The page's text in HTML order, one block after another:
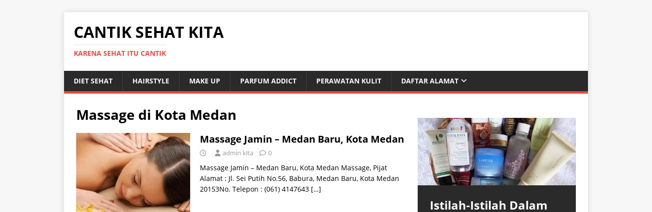
CANTIK SEHAT KITA
KARENA SEHAT ITU CANTIK
DIET SEHAT HAIRSTYLE MAKE UP PARFUM ADDICT PERAWATAN KULIT DAFTAR ALAMAT
Massage di Kota Medan
Massage Jamin – Medan Baru, Kota Medan
admin kita 0
Massage Jamin – Medan Baru, Kota Medan Massage, Pijat
Alamat : Jl. Sei Putih No.56, Babura, Medan Baru, Kota Medan
20153No. Telepon : (061) 4147643 […]
Istilah-Istilah Dalam